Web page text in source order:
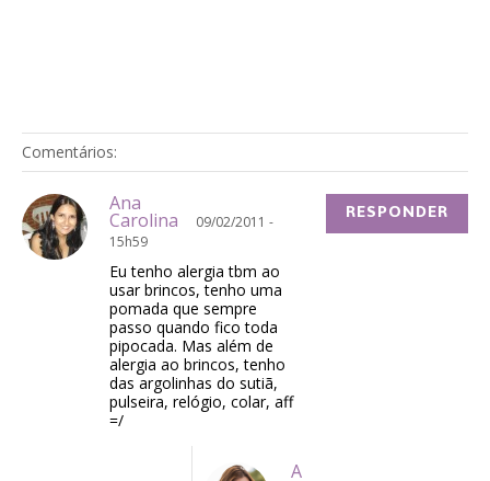
Comentários:
Ana
Carolina
09/02/2011 -
15h59
Eu tenho alergia tbm ao
usar brincos, tenho uma
pomada que sempre
passo quando fico toda
pipocada. Mas além de
alergia ao brincos, tenho
das argolinhas do sutiã,
pulseira, relógio, colar, aff
=/
RESPONDER
A